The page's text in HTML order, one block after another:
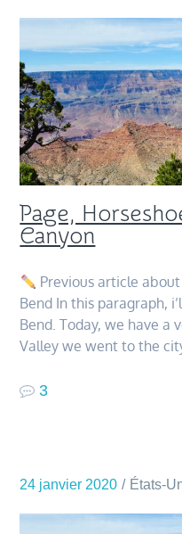
Page,
Canyon
Previous article
Bend In this paragraph,
Bend. Today, we have a
Valley we went to the
3
24 janvier 2020 États-